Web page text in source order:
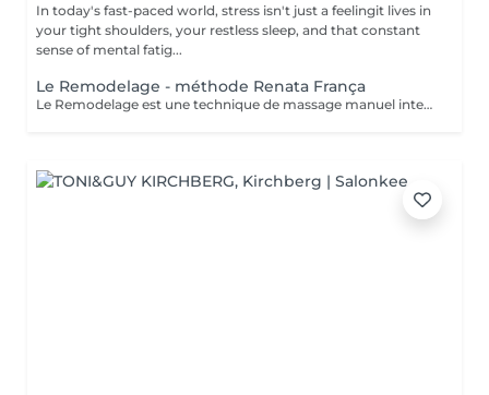
In today's fast-paced world, stress isn't just a feelingit lives in
your tight shoulders, your restless sleep, and that constant
sense of mental fatig...
Le Remodelage - méthode Renata França
Le Remodelage est une technique de massage manuel intensif, developé par Renata França, conçue pour sculpter, affiner et redessiner la silhouette en travaillant en profondeur les tissus. Ce soin utilise des manoeuvres fermes, rapides et précises, permettant non seulement de remodeler le corps, mais aussi d'optimiser les effets du drainage lymphatique. Il agit spécifiquement sur les zones de stockage de graisses localisées, stimule la microcirculation et traite les adhérences tissulaires, pour une peau visiblement plus lisse et tonique.